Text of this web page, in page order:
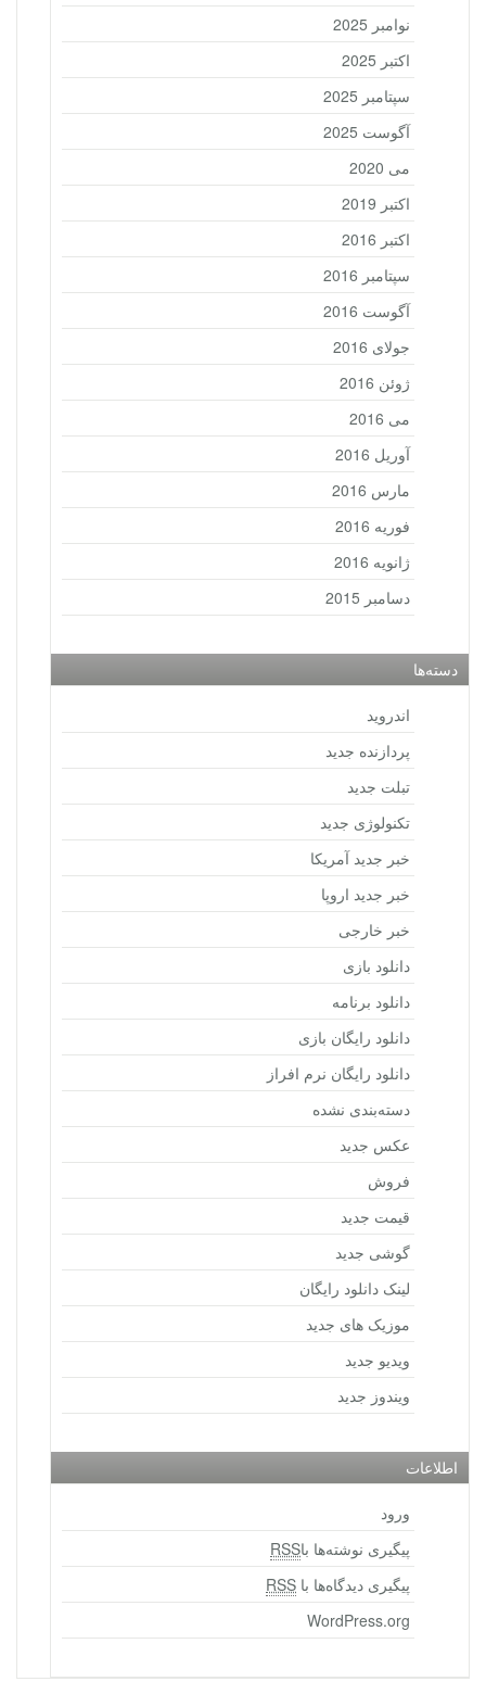
نوامبر 2025
اکتبر 2025
سپتامبر 2025
آگوست 2025
می 2020
اکتبر 2019
اکتبر 2016
سپتامبر 2016
آگوست 2016
جولای 2016
ژوئن 2016
می 2016
آوریل 2016
مارس 2016
فوریه 2016
ژانویه 2016
دسامبر 2015
دسته‌ها
اندروید
پردازنده جدید
تبلت جدید
تکنولوژی جدید
خبر جدید آمریکا
خبر جدید اروپا
خبر خارجی
دانلود بازی
دانلود برنامه
دانلود رایگان بازی
دانلود رایگان نرم افراز
دسته‌بندی نشده
عکس جدید
فروش
قیمت جدید
گوشی جدید
لینک دانلود رایگان
موزیک های جدید
ویدیو جدید
ویندوز جدید
اطلاعات
ورود
پیگیری نوشته‌ها باRSS
پیگیری دیدگاه‌ها با RSS
WordPress.org